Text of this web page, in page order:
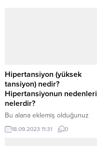
Hipertansiyon (yüksek
tansiyon) nedir?
Hipertansiyonun nedenleri
nelerdir?
Bu alana eklemiş olduğunuz
haberle ilgili kısa bir özet bilgisi
ekleyebilirsiniz. Bu metin yazı
18.09.2023 11:31 0